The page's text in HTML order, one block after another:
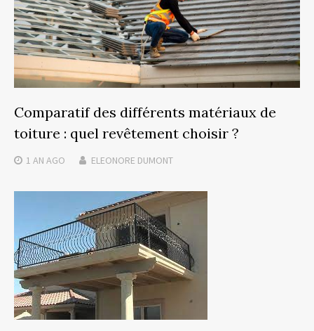
Comparatif des différents matériaux de
toiture : quel revêtement choisir ?
1 AN AGO ELEONORE DUMONT